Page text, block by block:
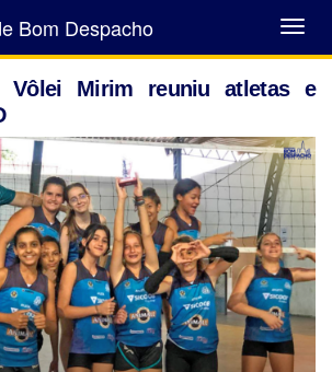
Abrir
Menu
Bom Despacho
Vôlei Mirim reuniu atletas e